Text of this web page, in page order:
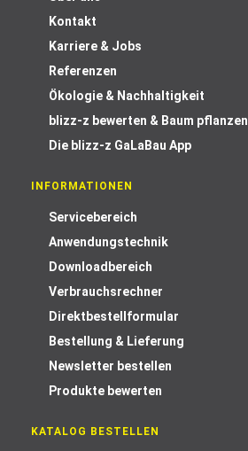
Kontakt
Karriere & Jobs
Referenzen
Ökologie & Nachhaltigkeit
blizz-z bewerten & Baum pflanzen
Die blizz-z GaLaBau App
INFORMATIONEN
Servicebereich
Anwendungstechnik
Downloadbereich
Verbrauchsrechner
Direktbestellformular
Bestellung & Lieferung
Newsletter bestellen
Produkte bewerten
KATALOG BESTELLEN